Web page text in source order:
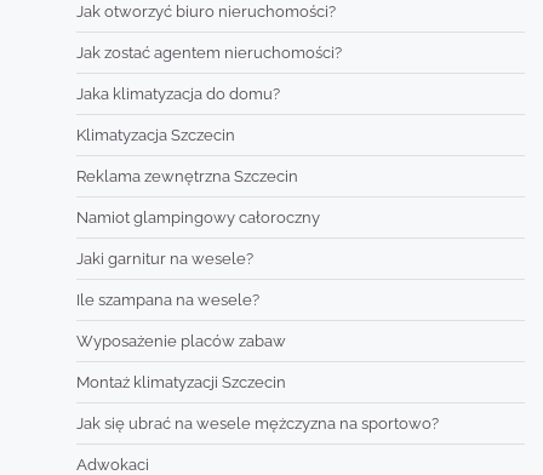
Jak otworzyć biuro nieruchomości?
Jak zostać agentem nieruchomości?
Jaka klimatyzacja do domu?
Klimatyzacja Szczecin
Reklama zewnętrzna Szczecin
Namiot glampingowy całoroczny
Jaki garnitur na wesele?
Ile szampana na wesele?
Wyposażenie placów zabaw
Montaż klimatyzacji Szczecin
Jak się ubrać na wesele mężczyzna na sportowo?
Adwokaci